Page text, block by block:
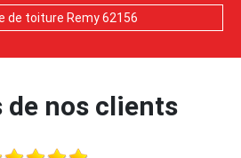
de toiture Remy 62156
de nos clients